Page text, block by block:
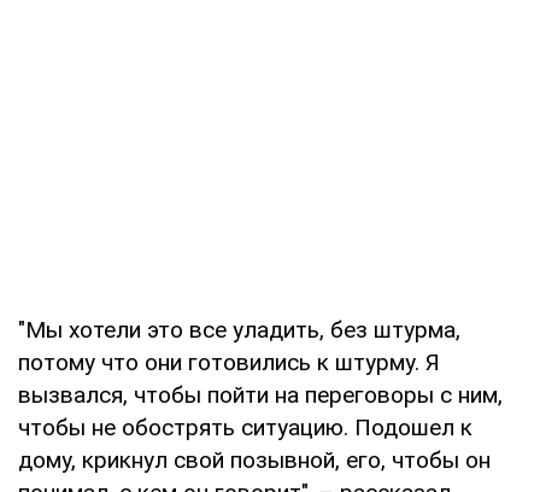
"Мы хотели это все уладить, без штурма,
потому что они готовились к штурму. Я
вызвался, чтобы пойти на переговоры с ним,
чтобы не обострять ситуацию. Подошел к
дому, крикнул свой позывной, его, чтобы он